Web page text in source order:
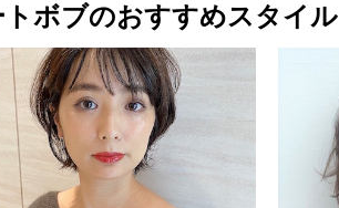
トボブのおすすめスタイル